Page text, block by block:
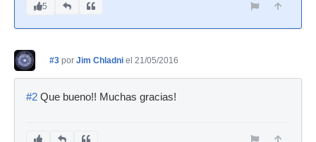
5
#3 por Jim Chladni el 21/05/2016
#2 Que bueno!! Muchas gracias!